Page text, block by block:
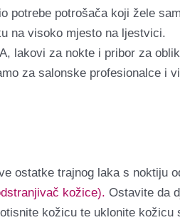
potrebe potrošača koji žele
na visoko mjesto na ljestvici.
lakovi za nokte i pribor za
za salonske profesionalce i
ostatke trajnog laka s noktiju
kožice). Ostavite da
kožicu te uklonite kožicu